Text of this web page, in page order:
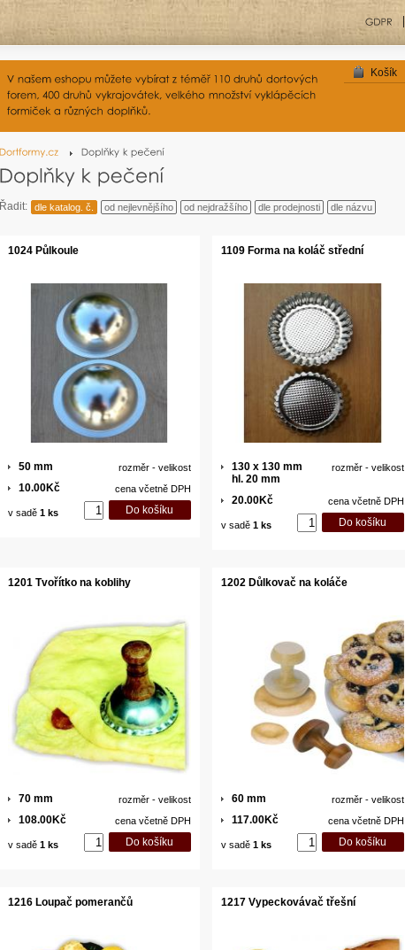
Košík
Řadit: dle katalog. č. od nejlevnějšího od nejdražšího dle prodejnosti dle názvu
1024 Půlkoule
rozměr - velikost
50 mm
cena včetně DPH
10.00Kč
v sadě 1 ks
1109 Forma na koláč střední
rozměr - velikost
130 x 130 mm
hl. 20 mm
cena včetně DPH
20.00Kč
v sadě 1 ks
1201 Tvořítko na koblihy
rozměr - velikost
70 mm
cena včetně DPH
108.00Kč
v sadě 1 ks
1202 Důlkovač na koláče
rozměr - velikost
60 mm
cena včetně DPH
117.00Kč
v sadě 1 ks
1216 Loupač pomerančů 1217 Vypeckovávač třešní